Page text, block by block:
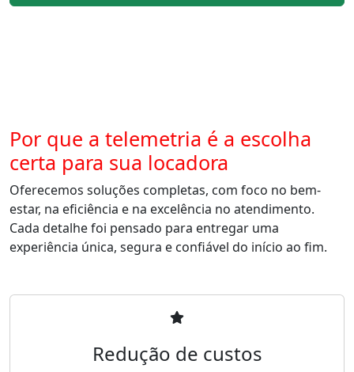
Por que a telemetria é a escolha
certa para sua locadora
Oferecemos soluções completas, com foco no bem-
estar, na eficiência e na excelência no atendimento.
Cada detalhe foi pensado para entregar uma
experiência única, segura e confiável do início ao fim.
Redução de custos